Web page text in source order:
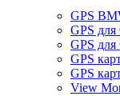
GPS
GPS
GPS для
GPS
GPS
View